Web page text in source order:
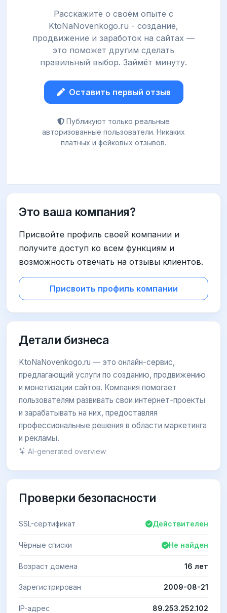
Расскажите о своём опыте с
KtoNaNovenkogo.ru - создание,
продвижение и заработок на сайтах —
это поможет другим сделать
правильный выбор. Займёт минуту.
Оставить первый отзыв
Публикуют только реальные
авторизованные пользователи. Никаких
платных и фейковых отзывов.
Это ваша компания?
Присвойте профиль своей компании и
получите доступ ко всем функциям и
возможность отвечать на отзывы клиентов.
Присвоить профиль компании
Детали бизнеса
KtoNaNovenkogo.ru — это онлайн-сервис,
предлагающий услуги по созданию, продвижению
и монетизации сайтов. Компания помогает
пользователям развивать свои интернет-проекты
и зарабатывать на них, предоставляя
профессиональные решения в области маркетинга
и рекламы.
AI-generated overview
Проверки безопасности
SSL-сертификат Действителен
Чёрные списки Не найден
Возраст домена 16 лет
Зарегистрирован 2009-08-21
IP-адрес 89.253.252.102